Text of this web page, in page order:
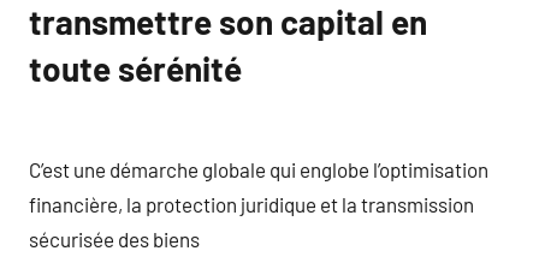
transmettre son capital en
toute sérénité
C’est une démarche globale qui englobe l’optimisation
financière, la protection juridique et la transmission
sécurisée des biens